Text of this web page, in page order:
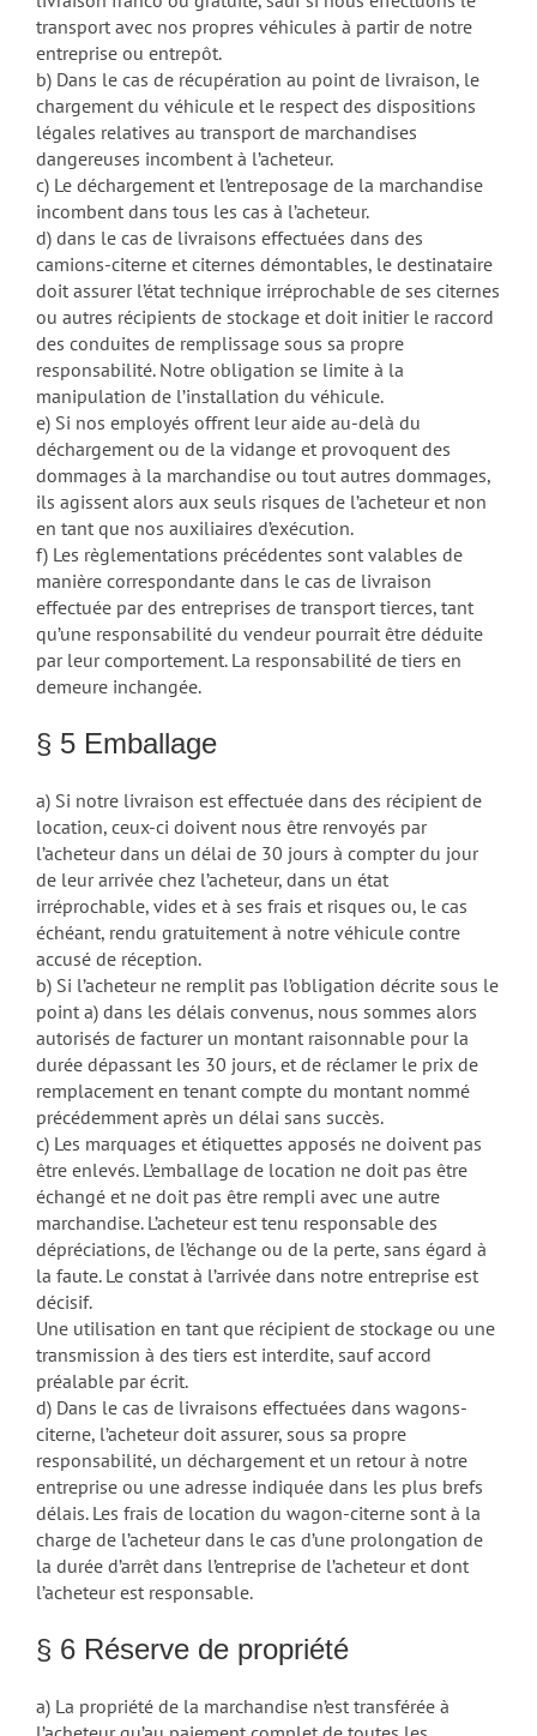
transport avec nos propres véhicules à partir de notre
entreprise ou entrepôt.
b) Dans le cas de récupération au point de livraison, le
chargement du véhicule et le respect des dispositions
légales relatives au transport de marchandises
dangereuses incombent à l’acheteur.
c) Le déchargement et l’entreposage de la marchandise
incombent dans tous les cas à l’acheteur.
d) dans le cas de livraisons effectuées dans des
camions-citerne et citernes démontables, le destinataire
doit assurer l’état technique irréprochable de ses citernes
ou autres récipients de stockage et doit initier le raccord
des conduites de remplissage sous sa propre
responsabilité. Notre obligation se limite à la
manipulation de l’installation du véhicule.
e) Si nos employés offrent leur aide au-delà du
déchargement ou de la vidange et provoquent des
dommages à la marchandise ou tout autres dommages,
ils agissent alors aux seuls risques de l’acheteur et non
en tant que nos auxiliaires d’exécution.
f) Les règlementations précédentes sont valables de
manière correspondante dans le cas de livraison
effectuée par des entreprises de transport tierces, tant
qu’une responsabilité du vendeur pourrait être déduite
par leur comportement. La responsabilité de tiers en
demeure inchangée.
§ 5 Emballage
a) Si notre livraison est effectuée dans des récipient de
location, ceux-ci doivent nous être renvoyés par
l’acheteur dans un délai de 30 jours à compter du jour
de leur arrivée chez l’acheteur, dans un état
irréprochable, vides et à ses frais et risques ou, le cas
échéant, rendu gratuitement à notre véhicule contre
accusé de réception.
b) Si l’acheteur ne remplit pas l’obligation décrite sous le
point a) dans les délais convenus, nous sommes alors
autorisés de facturer un montant raisonnable pour la
durée dépassant les 30 jours, et de réclamer le prix de
remplacement en tenant compte du montant nommé
précédemment après un délai sans succès.
c) Les marquages et étiquettes apposés ne doivent pas
être enlevés. L’emballage de location ne doit pas être
échangé et ne doit pas être rempli avec une autre
marchandise. L’acheteur est tenu responsable des
dépréciations, de l’échange ou de la perte, sans égard à
la faute. Le constat à l’arrivée dans notre entreprise est
décisif.
Une utilisation en tant que récipient de stockage ou une
transmission à des tiers est interdite, sauf accord
préalable par écrit.
d) Dans le cas de livraisons effectuées dans wagons-
citerne, l’acheteur doit assurer, sous sa propre
responsabilité, un déchargement et un retour à notre
entreprise ou une adresse indiquée dans les plus brefs
délais. Les frais de location du wagon-citerne sont à la
charge de l’acheteur dans le cas d’une prolongation de
la durée d’arrêt dans l’entreprise de l’acheteur et dont
l’acheteur est responsable.
§ 6 Réserve de propriété
a) La propriété de la marchandise n’est transférée à